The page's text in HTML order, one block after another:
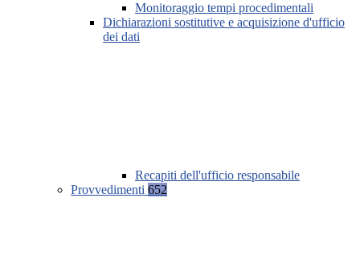
Monitoraggio tempi procedimentali
Dichiarazioni sostitutive e acquisizione d'ufficio
dei dati
Recapiti dell'ufficio responsabile
Provvedimenti 652